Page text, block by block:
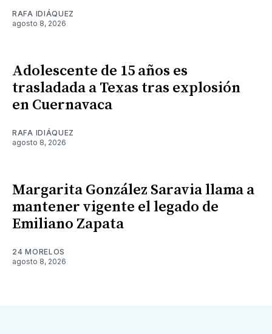
RAFA IDIÁQUEZ
agosto 8, 2026
Adolescente de 15 años es
trasladada a Texas tras explosión
en Cuernavaca
RAFA IDIÁQUEZ
agosto 8, 2026
Margarita González Saravia llama a
mantener vigente el legado de
Emiliano Zapata
24 MORELOS
agosto 8, 2026